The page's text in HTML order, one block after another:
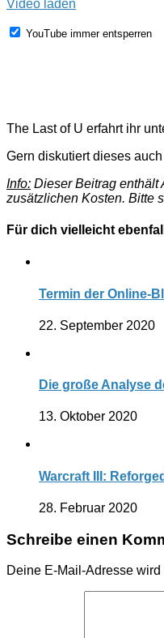
Video laden
YouTube immer entsperren
The Last of U erfahrt ihr
Gern diskutiert dieses
Info: Dieser Beitrag enthält
zusätzlichen Kosten. Bitte
Für dich vielleicht
Termin der Online-
22. September 2020
Die große Analyse
13. Oktober 2020
Warcraft III:
28. Februar 2020
Schreibe einen
Deine E-Mail-Adresse